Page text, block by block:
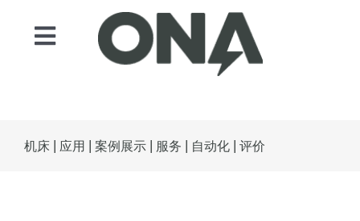
contentToggle
自动化
机床 应用 案例展示 服务 自动化 评价